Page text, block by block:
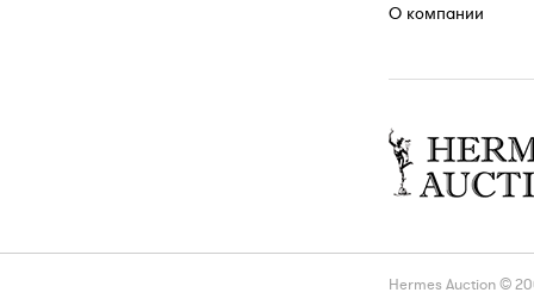
О компании
Hermes Auction ©